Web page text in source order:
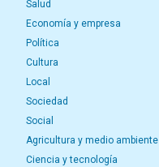
Salud
Economía y empresa
Política
Cultura
Local
Sociedad
Social
Agricultura y medio ambiente
Ciencia y tecnología